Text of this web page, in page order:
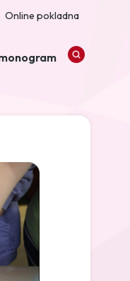
Online pokladna